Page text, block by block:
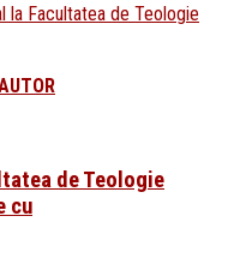
la Facultatea de Teologie
de Teologie
cu